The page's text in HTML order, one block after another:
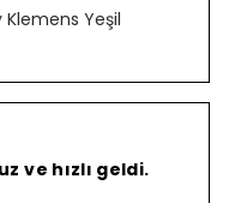
Klemens Yeşil
ve hızlı geldi.